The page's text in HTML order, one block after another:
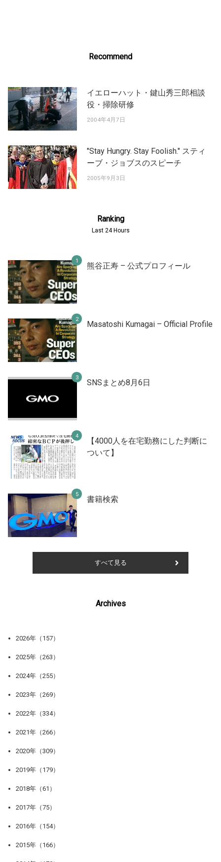
Recommend
イエローハット・鍵山秀三郎相談
役・掃除研修
2004年4月7日
"Stay Hungry. Stay Foolish." スティ
ーブ・ジョブスのスピーチ
2005年9月3日
Ranking
Last 24 Hours
熊谷正寿 – 公式プロフィール
Masatoshi Kumagai – Official Profile
SNSまとめ8月6日
【4000人を在宅勤務にした判断に
ついて】
書籍検索
すべて見る
Archives
2026年（157）
2025年（263）
2024年（255）
2023年（269）
2022年（334）
2021年（266）
2020年（309）
2019年（179）
2018年（61）
2017年（75）
2016年（154）
2015年（166）